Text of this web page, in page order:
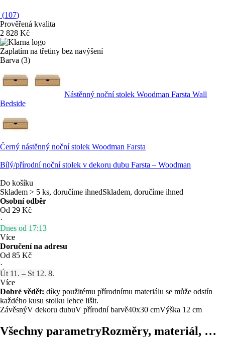
(107)
Prověřená kvalita
2 828 Kč
Zaplatím na třetiny bez navýšení
Barva (3)
Nástěnný noční stolek Woodman Farsta Wall
Bedside
Černý nástěnný noční stolek Woodman Farsta
Bílý/přírodní noční stolek v dekoru dubu Farsta – Woodman
Do košíku
Skladem > 5 ks, doručíme ihnedSkladem, doručíme ihned
Osobní odběr
Od 29 Kč
·
Dnes od 17:13
Více
Doručení na adresu
Od 85 Kč
·
Út 11. – St 12. 8.
Více
Dobré vědět: díky použitému přírodnímu materiálu se může odstín
každého kusu stolku lehce lišit.
ZávěsnýV dekoru dubuV přírodní barvě40x30 cmVýška 12 cm
Všechny parametryRozměry, materiál, …